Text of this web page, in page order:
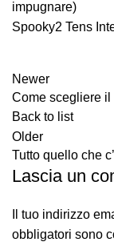
impugnare)
Spooky2 Tens
Newer
Come scegliere il
Back to list
Older
Tutto quello che
Lascia un
Il tuo indirizzo
obbligatori sono